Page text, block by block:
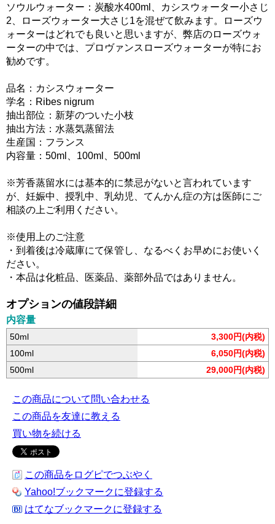
ソウルウォーター：炭酸水400ml、カシスウォーター小さじ
2、ローズウォーター大さじ1を混ぜて飲みます。ローズウ
ォーターはどれでも良いと思いますが、弊店のローズウォ
ーターの中では、プロヴァンスローズウォーターが特にお
勧めです。
品名：カシスウォーター
学名：Ribes nigrum
抽出部位：新芽のついた小枝
抽出方法：水蒸気蒸留法
生産国：フランス
内容量：50ml、100ml、500ml
※芳香蒸留水には基本的に禁忌がないと言われています
が、妊娠中、授乳中、乳幼児、てんかん症の方は医師にご
相談の上ご利用ください。
※使用上のご注意
・到着後は冷蔵庫にて保管し、なるべくお早めにお使いく
ださい。
・本品は化粧品、医薬品、薬部外品ではありません。
オプションの値段詳細
内容量
50ml
3,300円(内税)
100ml
6,050円(内税)
500ml
29,000円(内税)
この商品について問い合わせる
この商品を友達に教える
買い物を続ける
この商品をログピでつぶやく
Yahoo!ブックマークに登録する
はてなブックマークに登録する